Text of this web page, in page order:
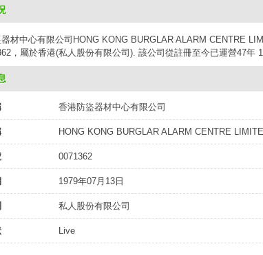
材中心有限公司HONG KONG BURGLAR ALARM CENTRE
，屬於香港(私人股份有限公司). 該公司從註冊至今已運營47年
香港防盜器材中心有限公司
HONG KONG BURGLAR ALARM CENTRE
0071362
1979年07月13日
私人股份有限公司
Live